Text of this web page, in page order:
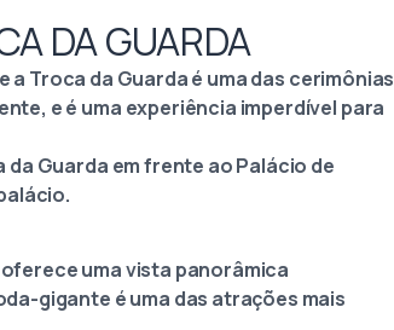
DA GUARDA
a Troca da Guarda é uma das cerimônias
e é uma experiência imperdível para
Guarda em frente ao Palácio de
uma vista panorâmica
gigante é uma das atrações mais